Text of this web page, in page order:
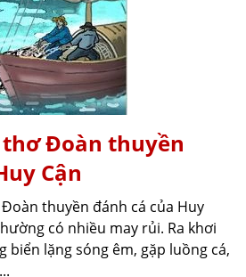
Đoàn thuyền
Cận
thuyền đánh cá của Huy
có nhiều may rủi. Ra khơi
biển lặng sóng êm, gặp luồng cá,